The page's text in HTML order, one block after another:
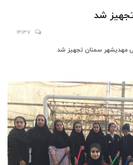
شد
14137
مهدیشهر سمنان تجهیز شد